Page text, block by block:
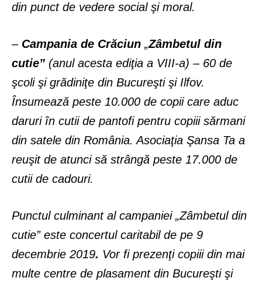
din punct de vedere social şi moral.
– Campania de Crăciun „Zâmbetul din
cutie” (anul acesta ediţia a VIII-a) – 60 de
şcoli şi grădiniţe din Bucureşti şi Ilfov.
Însumează peste 10.000 de copii care aduc
daruri în cutii de pantofi pentru copiii sărmani
din satele din România. Asociaţia Şansa Ta a
reuşit de atunci să strângă peste 17.000 de
cutii de cadouri.
Punctul culminant al campaniei „Zâmbetul din
cutie” este concertul caritabil de pe 9
decembrie 2019. Vor fi prezenţi copiii din mai
multe centre de plasament din Bucureşti şi